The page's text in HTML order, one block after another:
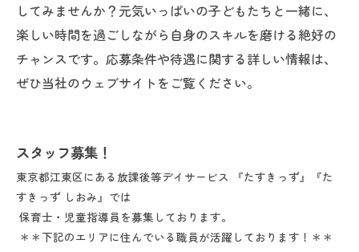
してみませんか？元気いっぱいの子どもたちと一緒に、
楽しい時間を過ごしながら自身のスキルを磨ける絶好の
チャンスです。応募条件や待遇に関する詳しい情報は、
ぜひ当社のウェブサイトをご覧ください。
スタッフ募集！
東京都江東区にある放課後等デイサービス 『たすきっず』『た
すきっず しおみ』では
保育士・児童指導員を募集しております。
＊＊下記のエリアに住んでいる職員が活躍しております！＊＊